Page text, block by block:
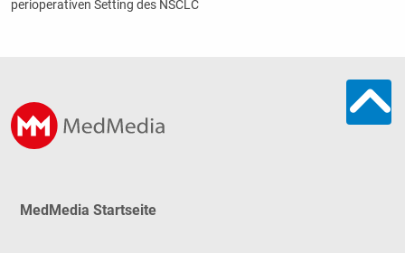
perioperativen Setting des NSCLC
MedMedia Startseite